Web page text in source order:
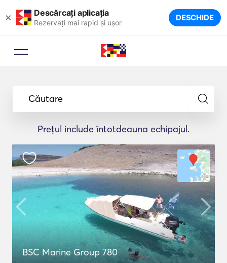
× Descărcați aplicația
Rezervați mai rapid și ușor DESCHIDE
Căutare
Prețul include întotdeauna echipajul.
BSC Marine Group 780